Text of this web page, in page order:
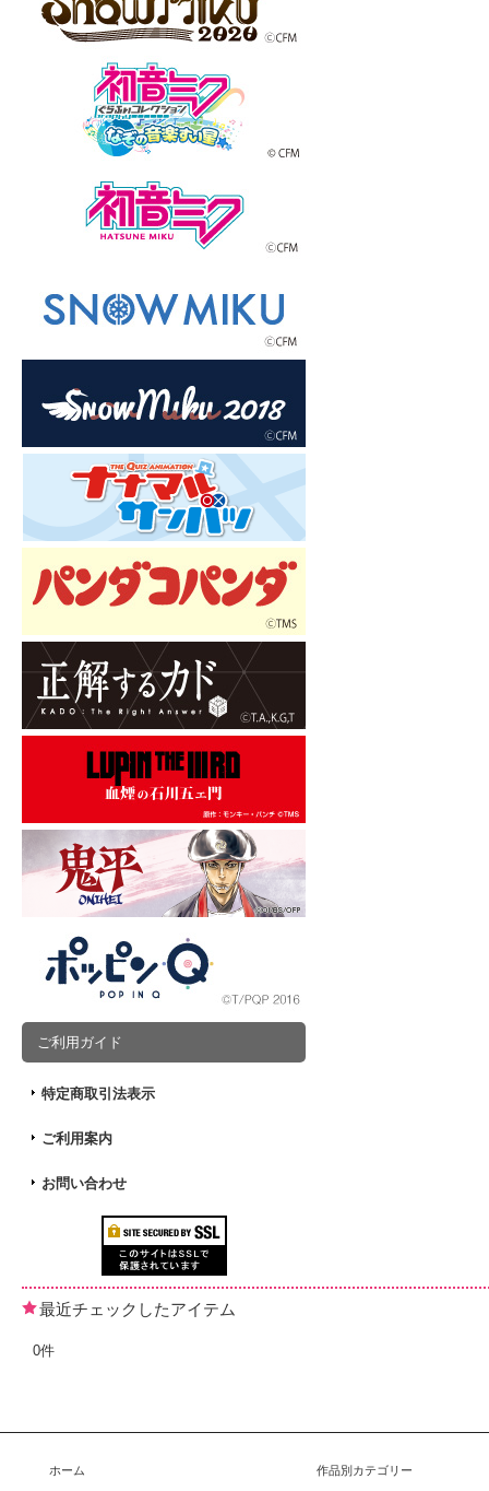
ご利用ガイド
特定商取引法表示
ご利用案内
お問い合わせ
最近チェックしたアイテム
0件
ホーム 作品別カテゴリー